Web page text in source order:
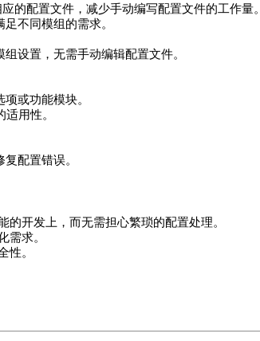
的配置文件，减少手动编写配置文件的工作量。
不同模组的需求。
设置，无需手动编辑配置文件。
或功能模块。
用性。
配置错误。
的开发上，而无需担心繁琐的配置处理。
需求。
性。